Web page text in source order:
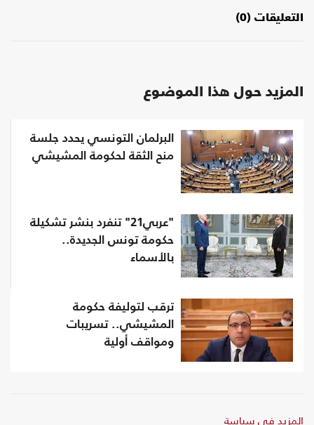
التعليقات (0)
المزيد حول هذا الموضوع
البرلمان التونسي يحدد جلسة
منح الثقة لحكومة المشيشي
"عربي21" تنفرد بنشر تشكيلة
حكومة تونس الجديدة..
بالأسماء
ترقب لتوليفة حكومة
المشيشي.. تسريبات
ومواقف أولية
المزيد في سياسة